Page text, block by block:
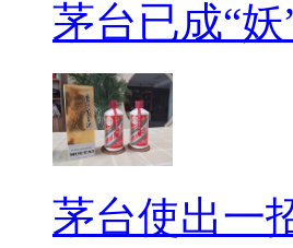
茅台已成“妖
茅台使出一